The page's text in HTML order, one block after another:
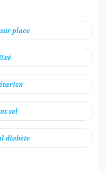
place
sel
diabète